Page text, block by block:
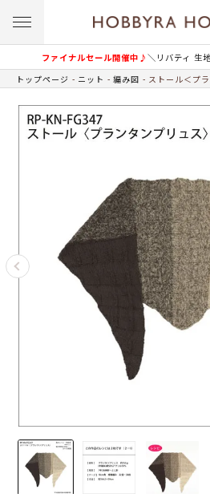
ファイナルセール開催中♪＼リバティ 生
トップページ ニット 編み図 ストール＜プ